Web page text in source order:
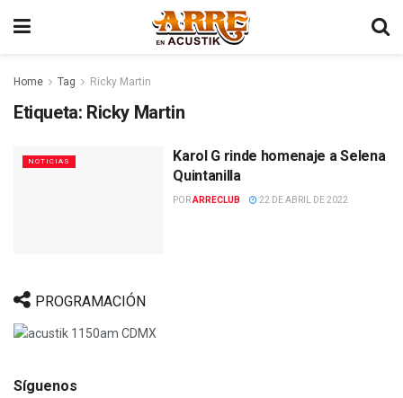
Home Tag Ricky Martin
Etiqueta: Ricky Martin
NOTICIAS
Karol G rinde homenaje a Selena
Quintanilla
PORARRECLUB 22 DE ABRIL DE 2022
PROGRAMACIÓN
Síguenos